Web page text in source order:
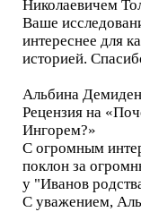
Николаевичем
Ваше
интереснее для
историей.
Альбина
Рецензия на
Ингорем?»
С огромным
поклон за
у "Иванов
С уважением,